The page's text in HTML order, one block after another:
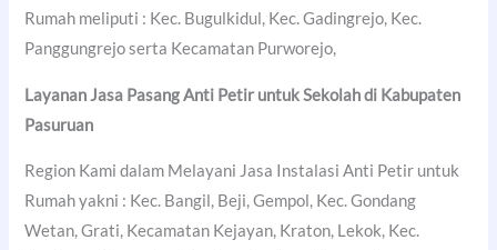
Rumah meliputi : Kec. Bugulkidul, Kec. Gadingrejo, Kec.
Panggungrejo serta Kecamatan Purworejo,
Layanan Jasa Pasang Anti Petir untuk Sekolah di Kabupaten
Pasuruan
Region Kami dalam Melayani Jasa Instalasi Anti Petir untuk
Rumah yakni : Kec. Bangil, Beji, Gempol, Kec. Gondang
Wetan, Grati, Kecamatan Kejayan, Kraton, Lekok, Kec.